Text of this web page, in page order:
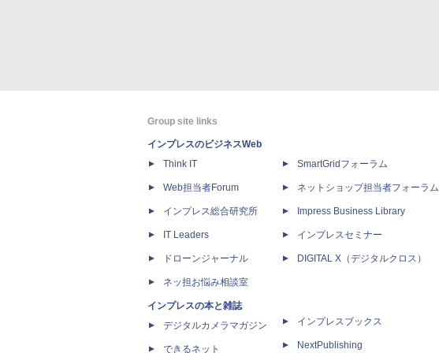
Group site links
インプレスのビジネスWeb
Think IT
Web担当者Forum
インプレス総合研究所
IT Leaders
ドローンジャーナル
ネッ担お悩み相談室
インプレスの本と雑誌
デジタルカメラマガジン
できるネット
SmartGridフォーラム
ネットショップ担当者フォーラム
Impress Business Library
インプレスセミナー
DIGITAL X（デジタルクロス）
インプレスブックス
NextPublishing